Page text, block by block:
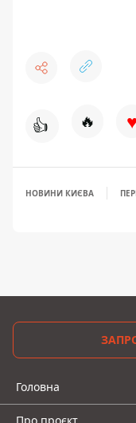
👍 🔥 ♥
НОВИНИ КИЄВА
Головна